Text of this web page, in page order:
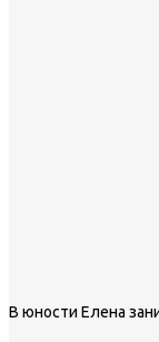
В юности Елена